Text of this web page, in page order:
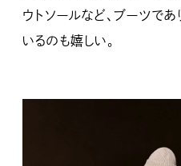
ウトソールなど、ブーツで
いるのも嬉しい。